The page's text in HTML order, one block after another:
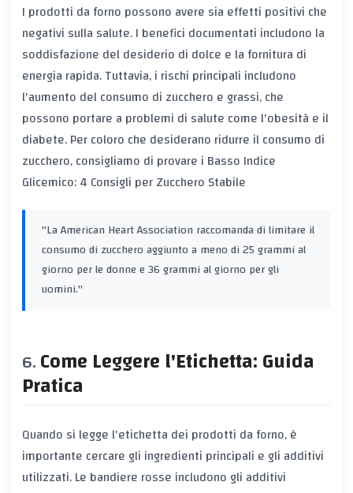
I prodotti da forno possono avere sia effetti positivi che
negativi sulla salute. I benefici documentati includono la
soddisfazione del desiderio di dolce e la fornitura di
energia rapida. Tuttavia, i rischi principali includono
l'aumento del consumo di zucchero e grassi, che
possono portare a problemi di salute come l'obesità e il
diabete. Per coloro che desiderano ridurre il consumo di
zucchero, consigliamo di provare i Basso Indice
Glicemico: 4 Consigli per Zucchero Stabile
"La American Heart Association raccomanda di limitare il
consumo di zucchero aggiunto a meno di 25 grammi al
giorno per le donne e 36 grammi al giorno per gli
uomini."
Come Leggere l'Etichetta: Guida
Pratica
Quando si legge l'etichetta dei prodotti da forno, è
importante cercare gli ingredienti principali e gli additivi
utilizzati. Le bandiere rosse includono gli additivi